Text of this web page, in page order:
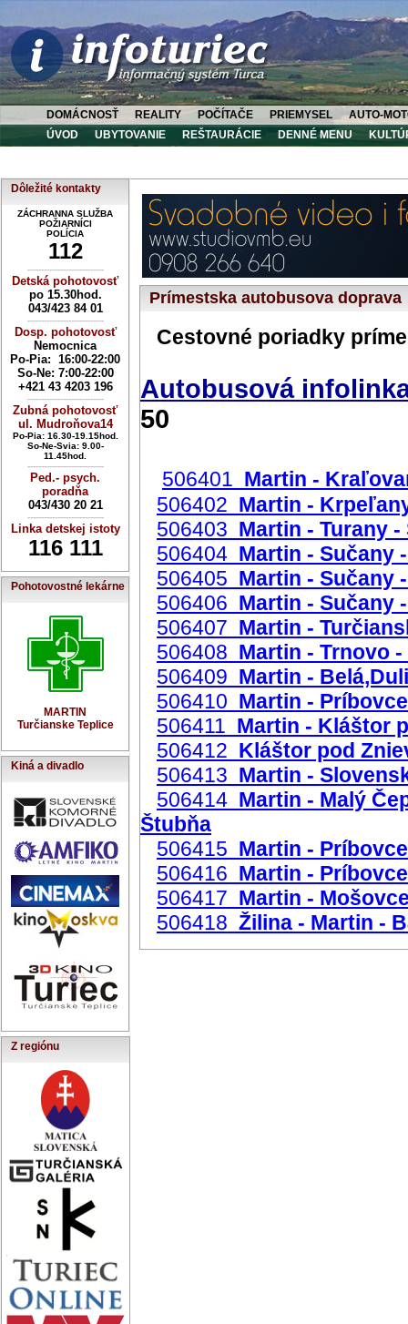
DOMÁCNOSŤ REALITY POČÍTAČE PRIEMYSEL
AUTO-
ÚVOD
UBYTOVANIE REŠTAURÁCIE DENNÉ MENU
Dôležité kontakty
ZÁCHRANNA SLUŽBA
POŽIARNÍCI
POLÍCIA
112
----------------------------
Detská pohotovosť
po 15.30hod.
043/423 84 01
----------------------------
Dosp. pohotovosť
Nemocnica
Po-Pia: 16:00-22:00
So-Ne: 7:00-22:00
+421 43 4203 196
----------------------------
Zubná pohotovosť
ul. Mudroňova14
Po-Pia: 16.30-19.15hod.
So-Ne-Svia: 9.00-
11.45hod.
----------------------------
Ped.- psych.
poradňa
043/430 20 21
----------------------------
Linka detskej istoty
116 111
Pohotovostné lekárne
MARTIN
Turčianske Teplice
Kiná a divadlo
Z regiónu
Prímestska autobusova doprava
Cestovné poriadky
Autobusová
50
506401 Martin -
506402 Martin -
506403 Martin - Turany
506404 Martin - Sučany
506405 Martin - Sučany
506406 Martin - Sučany
506407 Martin -
506408 Martin - Trnovo -
506409 Martin -
506410 Martin -
506411 Martin - Kláštor
506412 Kláštor pod
506413 Martin -
506414 Martin - Malý
Štubňa
506415 Martin -
506416 Martin -
506417 Martin -
506418 Žilina - Martin -